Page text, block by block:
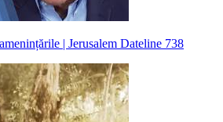
| Jerusalem Dateline 738